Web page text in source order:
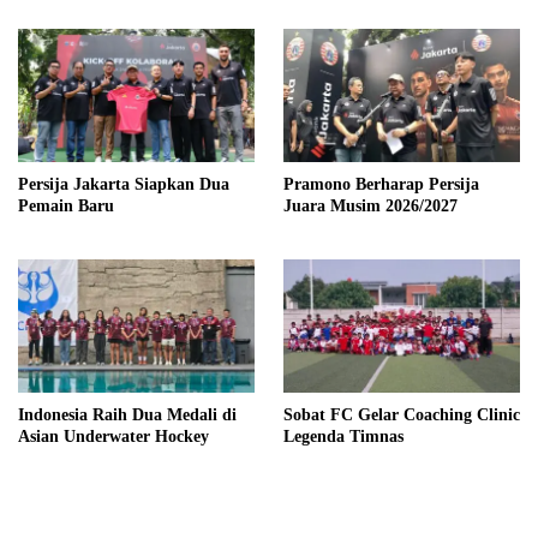
Persija Jakarta Siapkan Dua
Pemain Baru
Pramono Berharap Persija
Juara Musim 2026/2027
Indonesia Raih Dua Medali di
Asian Underwater Hockey
Sobat FC Gelar Coaching Clinic
Legenda Timnas